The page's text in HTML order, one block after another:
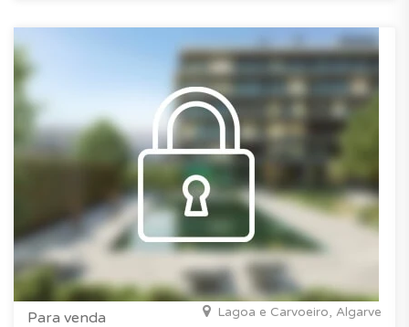
Para venda Lagoa e Carvoeiro, Algarve